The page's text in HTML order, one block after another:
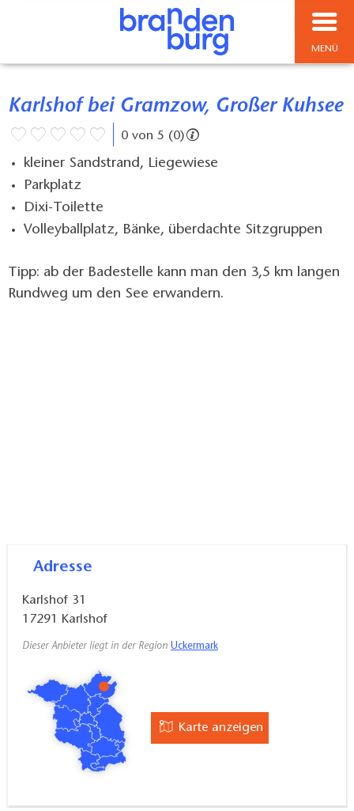
MENÜ
Karlshof bei Gramzow, Großer Kuhsee
0 von 5 (0)
kleiner Sandstrand, Liegewiese
Parkplatz
Dixi-Toilette
Volleyballplatz, Bänke, überdachte Sitzgruppen
Tipp: ab der Badestelle kann man den 3,5 km langen
Rundweg um den See erwandern.
Adresse
Karlshof 31
17291 Karlshof
Dieser Anbieter liegt in der Region Uckermark
Karte anzeigen